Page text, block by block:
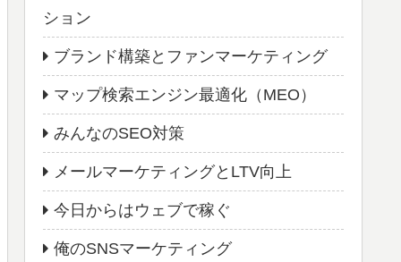
ション
ブランド構築とファンマーケティング
マップ検索エンジン最適化（MEO）
みんなのSEO対策
メールマーケティングとLTV向上
今日からはウェブで稼ぐ
俺のSNSマーケティング